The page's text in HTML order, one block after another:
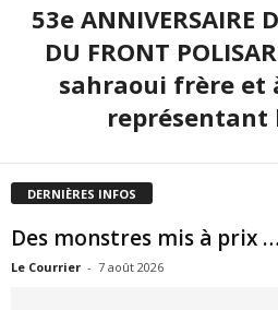
53e ANNIVERSAIRE
DU FRONT
sahraoui frère et
représentant
DERNIÈRES INFOS
Des monstres mis à prix …
Le Courrier - 7 août 2026